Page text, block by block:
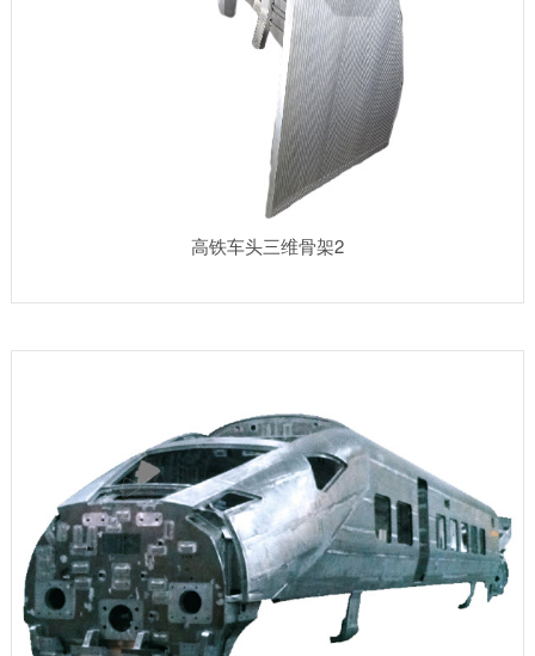
高铁车头三维骨架2